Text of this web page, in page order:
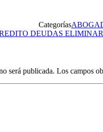
Categorías
DEUDAS
será publicada. Los campos